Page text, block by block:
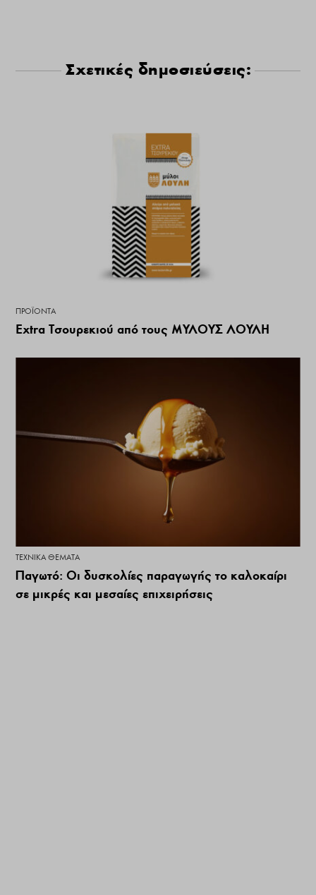
Σχετικές δημοσιεύσεις:
ΠΡΟΪΌΝΤΑ
Extra Τσουρεκιού από τους ΜΥΛΟΥΣ ΛΟΥΛΗ
ΤΕΧΝΙΚΆ ΘΈΜΑΤΑ
Παγωτό: Οι δυσκολίες παραγωγής το καλοκαίρι
σε μικρές και μεσαίες επιχειρήσεις